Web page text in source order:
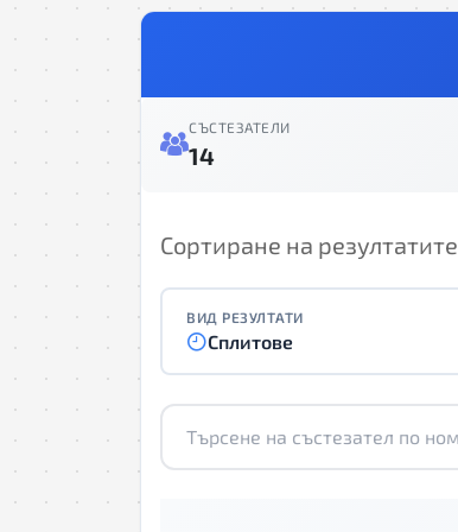
СЪСТЕЗАТЕЛИ
14
Сортиране на резултатите
ВИД РЕЗУЛТАТИ
Сплитове